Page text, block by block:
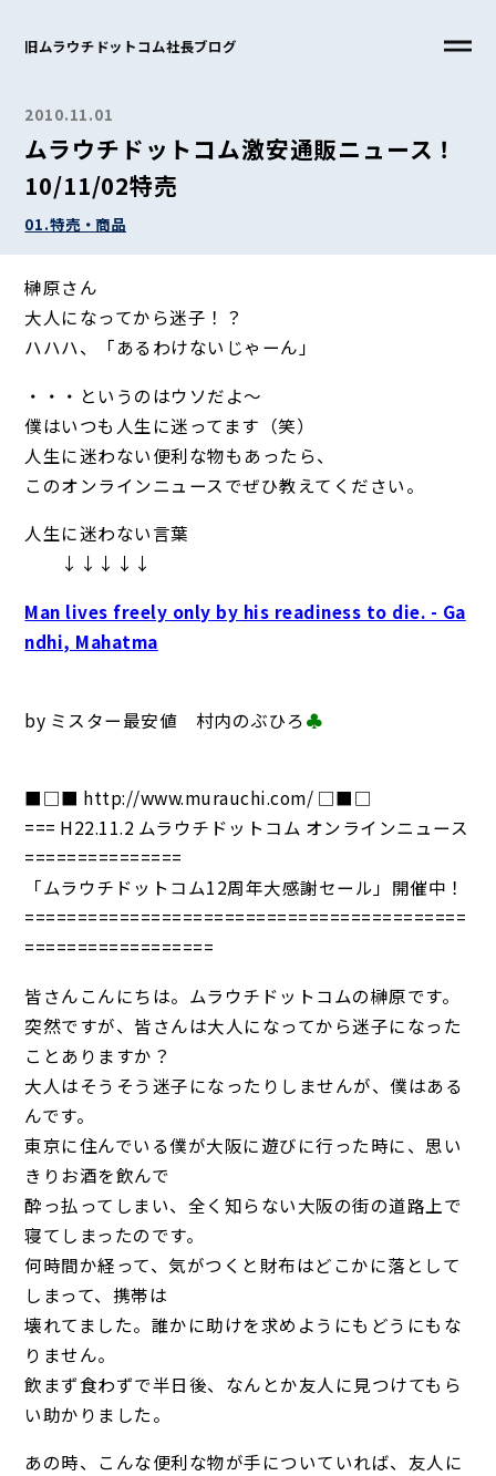
旧ムラウチドットコム社長ブログ
2010.11.01
ムラウチドットコム激安通販ニュース！
10/11/02特売
01.特売・商品
榊原さん
大人になってから迷子！？
ハハハ、「あるわけないじゃーん」
・・・というのはウソだよ～
僕はいつも人生に迷ってます（笑）
人生に迷わない便利な物もあったら、
このオンラインニュースでぜひ教えてください。
人生に迷わない言葉
↓↓↓↓↓
Man lives freely only by his readiness to die. - Ga
ndhi, Mahatma
by ミスター最安値 村内のぶひろ♣
■□■ http://www.murauchi.com/ □■□
=== H22.11.2 ムラウチドットコム オンラインニュース
===============
「ムラウチドットコム12周年大感謝セール」開催中！
==========================================
==================
皆さんこんにちは。ムラウチドットコムの榊原です。
突然ですが、皆さんは大人になってから迷子になった
ことありますか？
大人はそうそう迷子になったりしませんが、僕はある
んです。
東京に住んでいる僕が大阪に遊びに行った時に、思い
きりお酒を飲んで
酔っ払ってしまい、全く知らない大阪の街の道路上で
寝てしまったのです。
何時間か経って、気がつくと財布はどこかに落として
しまって、携帯は
壊れてました。誰かに助けを求めようにもどうにもな
りません。
飲まず食わずで半日後、なんとか友人に見つけてもら
い助かりました。
あの時、こんな便利な物が手についていれば、友人に